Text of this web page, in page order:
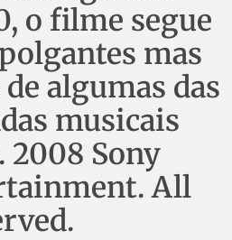
o filme segue
mas
algumas das
musicais
2008 Sony
All